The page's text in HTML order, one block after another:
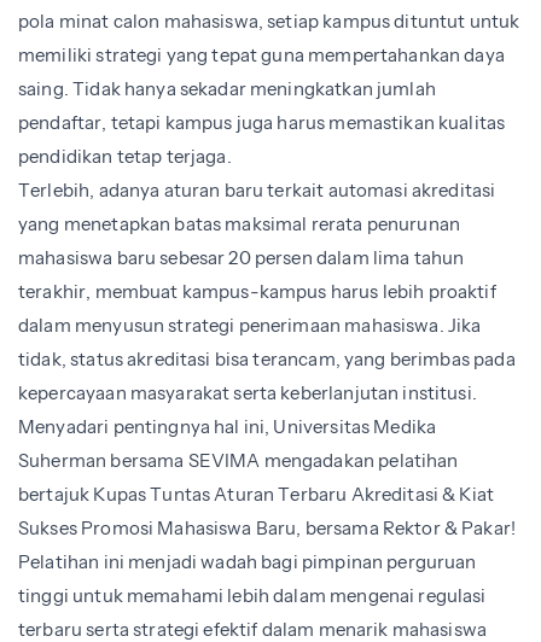
pola minat calon mahasiswa, setiap kampus dituntut untuk
memiliki strategi yang tepat guna mempertahankan daya
saing. Tidak hanya sekadar meningkatkan jumlah
pendaftar, tetapi kampus juga harus memastikan kualitas
pendidikan tetap terjaga.
Terlebih, adanya aturan baru terkait automasi akreditasi
yang menetapkan batas maksimal rerata penurunan
mahasiswa baru sebesar 20 persen dalam lima tahun
terakhir, membuat kampus-kampus harus lebih proaktif
dalam menyusun strategi penerimaan mahasiswa. Jika
tidak, status akreditasi bisa terancam, yang berimbas pada
kepercayaan masyarakat serta keberlanjutan institusi.
Menyadari pentingnya hal ini, Universitas Medika
Suherman bersama SEVIMA mengadakan pelatihan
bertajuk Kupas Tuntas Aturan Terbaru Akreditasi & Kiat
Sukses Promosi Mahasiswa Baru, bersama Rektor & Pakar!
Pelatihan ini menjadi wadah bagi pimpinan perguruan
tinggi untuk memahami lebih dalam mengenai regulasi
terbaru serta strategi efektif dalam menarik mahasiswa